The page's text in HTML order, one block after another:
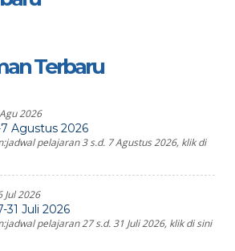
Terbaru
2026
Agustus 2026
pelajaran 3 s.d. 7 Agustus 2026, klik di
Jul 2026
31 Juli 2026
pelajaran 27 s.d. 31 Juli 2026, klik di sini